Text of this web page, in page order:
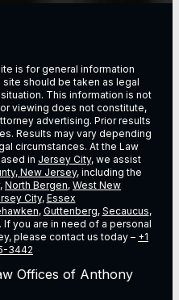
is for general information
should be taken as legal
This information is not
viewing does not constitute,
advertising. Prior results
Results may vary depending
circumstances. At the Law
in Jersey City, we assist
New Jersey, including the
, North Bergen, West New
City, Essex
, Guttenberg, Secaucus,
If you are in need of a personal
please contact us today – +1
3442
Offices of Anthony